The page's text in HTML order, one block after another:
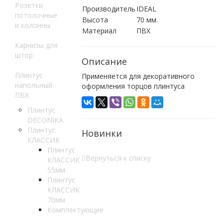
Розетки
потолочные
и колонны
Карнизы для
штор
Плинтус
напольный
ПВХ
Плинтус
DECONIKA
Плинтус
КЛАССИК
Плинтус
КЛАССИК
55мм
Плинтус
КЛАССИК
70мм
Комплектующие
Производитель IDEAL
Высота
70 мм.
Материал
ПВХ
Описание
Применяется для декоративного
оформления торцов плинтуса
Новинки
Вернуться к списку